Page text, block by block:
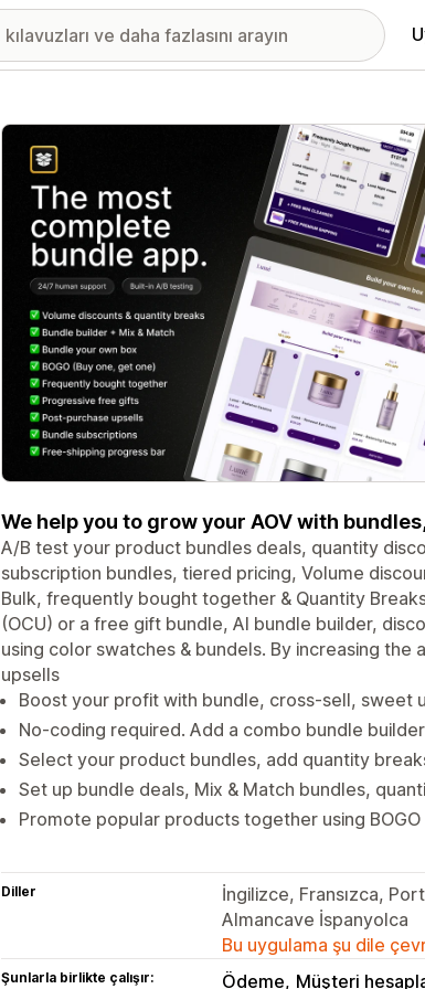
Öne çıkan görsel galerisi
We help you to grow your AOV with
A/B test your product bundles deals, quantity
subscription bundles, tiered pricing, Volume
Bulk, frequently bought together & Quantity
(OCU) or a free gift bundle, AI bundle builder,
using color swatches & bundels. By increasing
upsells
Boost your profit with bundle, cross-sell, sweet
No-coding required. Add a combo bundle
Select your product bundles, add quantity
Set up bundle deals, Mix & Match bundles,
Promote popular products together using BOGO
Diller
İngilizce, Fransızca,
Almancave İspanyolca
Bu uygulama şu dile
Şunlarla birlikte çalışır: Ödeme Müşteri